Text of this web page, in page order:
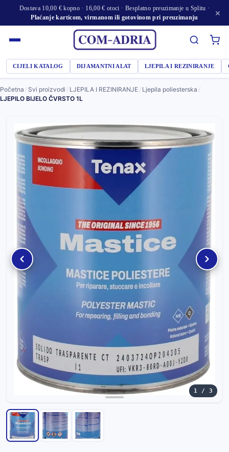
Dostava 10,00 € kopno · 16,00 € otoci · Besplatno preuzimanje u Splitu ·
Plaćanje karticom, virmanom ili gotovinom pri preuzimanju
×
CIJELI KATALOG DIJAMANTNI ALAT LJEPILA I REZINIRANJE
Početna / Svi proizvodi / LJEPILA I REZINIRANJE / Ljepila poliesterska /
LJEPILO BIJELO ČVRSTO 1L
1 / 3